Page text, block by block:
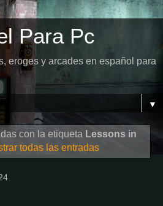
Para Pc
eroges y arcades en español para
▼
con la etiqueta Lessons in
todas las entradas